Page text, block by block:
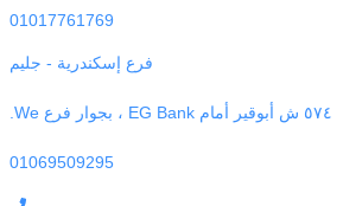
01017761769
فرع إسكندرية - جليم
٥٧٤ ش أبوقير أمام EG Bank ، بجوار فرع We.
01069509295